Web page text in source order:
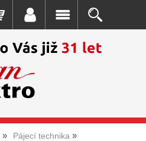
Pájecí technika